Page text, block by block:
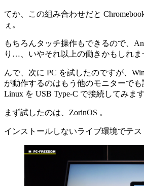
てか、この組み合わせだと
ぇ。
もちろんタッチ操作もできるので、
り…、いやそれ以上の働きかもしれま
んで、次に PC を試したのですが、
が動作するのはもう他のモニターで
Linux を USB Type-C で接続してみます
まず試したのは、ZorinOS 。
インストールしないライブ環境でテス